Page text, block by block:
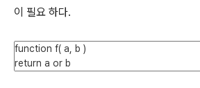
이 필요 하다.